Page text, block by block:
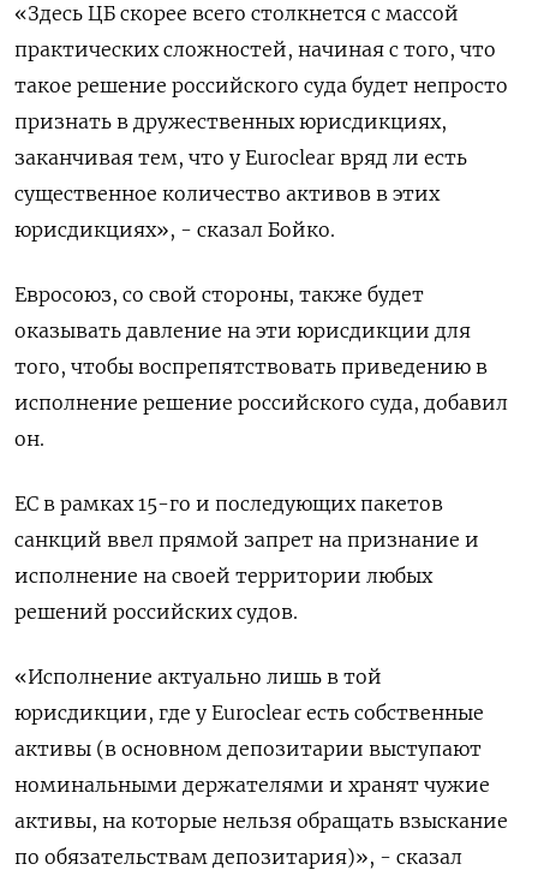
«Здесь ЦБ скорее всего столкнется с массой
практических сложностей, начиная с того, что
такое решение российского суда будет непросто
признать в дружественных юрисдикциях,
заканчивая тем, что у Euroclear вряд ли есть
существенное количество активов в этих
юрисдикциях», - сказал Бойко.
Евросоюз, со свой стороны, также будет
оказывать давление на эти юрисдикции для
того, чтобы воспрепятствовать приведению в
исполнение решение российского суда, добавил
он.
ЕС в рамках 15-го и последующих пакетов
санкций ​ввел прямой запрет на признание и
исполнение на своей территории любых
решений ⁠российских судов.
«Исполнение актуально лишь в той
юрисдикции, где у Euroclear есть собственные
активы (в основном депозитарии выступают
номинальными держателями и хранят чужие
активы, на которые нельзя обращать взыскание
по обязательствам депозитария)», - сказал